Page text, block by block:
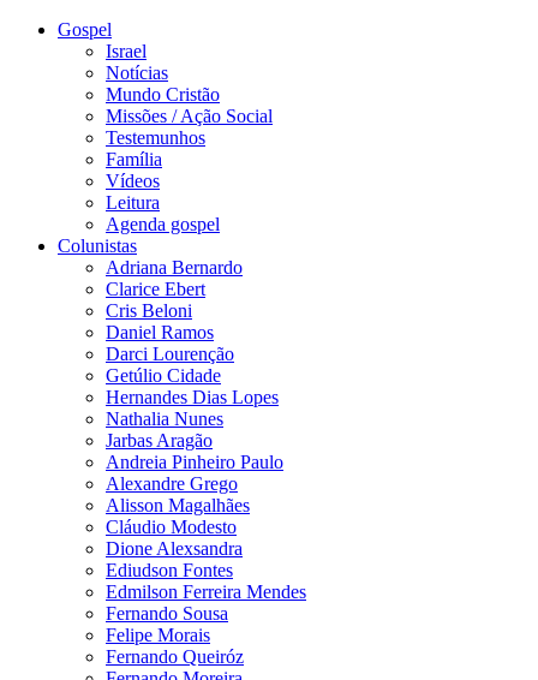
Gospel
Israel
Notícias
Mundo Cristão
Missões / Ação Social
Testemunhos
Família
Vídeos
Leitura
Agenda gospel
Colunistas
Adriana Bernardo
Clarice Ebert
Cris Beloni
Daniel Ramos
Darci Lourenção
Getúlio Cidade
Hernandes Dias Lopes
Nathalia Nunes
Jarbas Aragão
Andreia Pinheiro Paulo
Alexandre Grego
Alisson Magalhães
Cláudio Modesto
Dione Alexsandra
Ediudson Fontes
Edmilson Ferreira Mendes
Fernando Sousa
Felipe Morais
Fernando Queiróz